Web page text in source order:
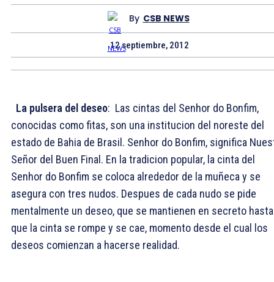
By CSB NEWS
12 septiembre, 2012
La pulsera del deseo: Las cintas del Senhor do Bonfim,
conocidas como fitas, son una institucion del noreste del
estado de Bahia de Brasil. Senhor do Bonfim, significa
Señor del Buen Final. En la tradicion popular, la cinta del
Senhor do Bonfim se coloca alrededor de la muñeca y se
asegura con tres nudos. Despues de cada nudo se pide
mentalmente un deseo, que se mantienen en secreto hasta
que la cinta se rompe y se cae, momento desde el cual los
deseos comienzan a hacerse realidad.